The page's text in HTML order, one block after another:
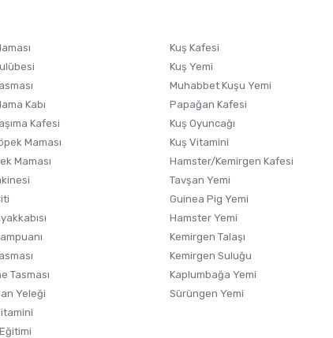
Satın Al ve Yorumla
Gönder
Kabı
Kafesi
Maması
Maması
Tasması
Yeleği
Kuş Kafesi
Kuş Yemi
Muhabbet Kuşu Yemi
Papağan Kafesi
Kuş Oyuncağı
Kuş Vitamini
Hamster/Kemirgen Kafesi
Tavşan Yemi
Guinea Pig Yemi
Hamster Yemi
Kemirgen Talaşı
Kemirgen Suluğu
Kaplumbağa Yemi
Sürüngen Yemi